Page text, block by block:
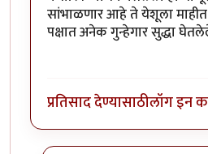
सांभाळणार आहे ते येशूला
पक्षात अनेक गुन्हेगार सुद्धा
प्रतिसाद देण्यासाठीलॉग इन